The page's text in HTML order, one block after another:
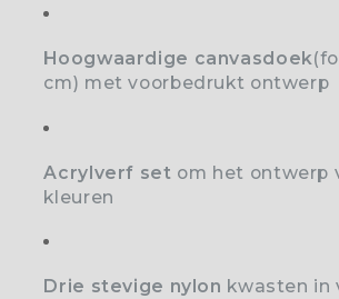
Hoogwaardige canvasdoek
cm) met voorbedrukt ontwerp
Acrylverf set om het ontwerp
kleuren
Drie stevige nylon kwasten in